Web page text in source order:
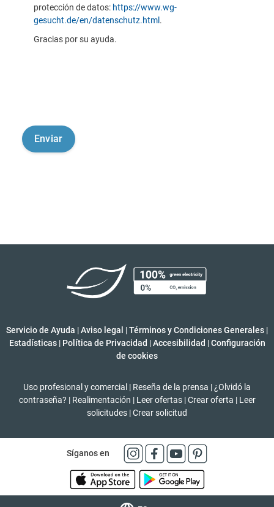
protección de datos: https://www.wg-
gesucht.de/en/datenschutz.html .
Gracias por su ayuda.
Servicio de Ayuda |Aviso legal |Términos y Condiciones Generales |
Estadísticas | Política de Privacidad | Accesibilidad | Configuración
de cookies
Uso profesional y comercial | Reseña de la prensa | ¿Olvidó la
contraseña? | Realimentación | Leer ofertas | Crear oferta | Leer
solicitudes |Crear solicitud
Síganos en